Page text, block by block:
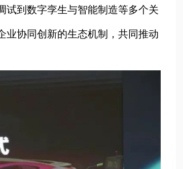
试到数字孪生与智能制造等多个关
业协同创新的生态机制，共同推动